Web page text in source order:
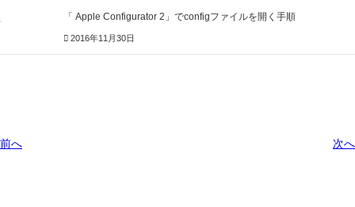
「 Apple Configurator 2」でconfigファイルを開く手順
2016年11月30日
前へ 次へ